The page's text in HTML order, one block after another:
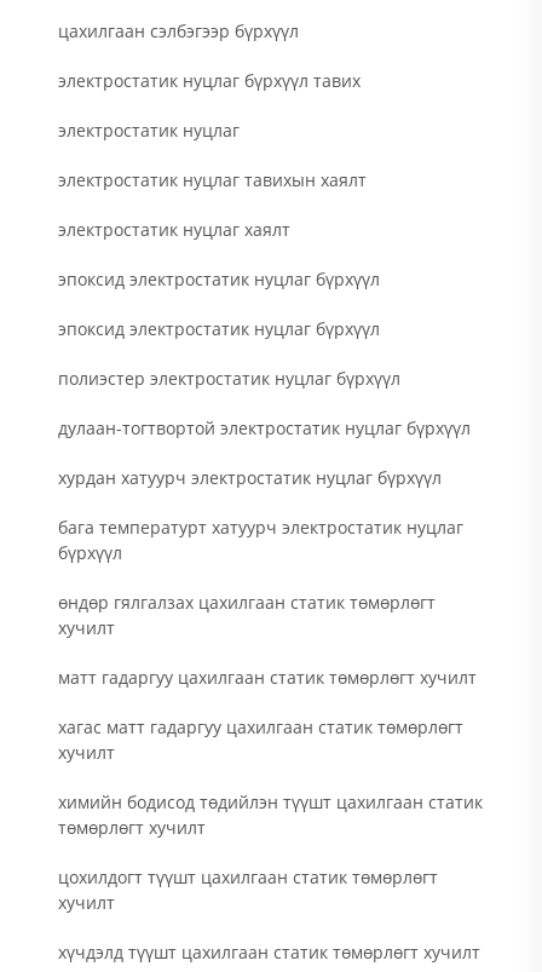
цахилгаан сэлбэгээр бүрхүүл
электростатик нуцлаг бүрхүүл тавих
электростатик нуцлаг
электростатик нуцлаг тавихын хаялт
электростатик нуцлаг хаялт
эпоксид электростатик нуцлаг бүрхүүл
эпоксид электростатик нуцлаг бүрхүүл
полиэстер электростатик нуцлаг бүрхүүл
дулаан-тогтвортой электростатик нуцлаг бүрхүүл
хурдан хатуурч электростатик нуцлаг бүрхүүл
бага температурт хатуурч электростатик нуцлаг
бүрхүүл
өндөр гялгалзах цахилгаан статик төмөрлөгт
хучилт
матт гадаргуу цахилгаан статик төмөрлөгт хучилт
хагас матт гадаргуу цахилгаан статик төмөрлөгт
хучилт
химийн бодисод төдийлэн түүшт цахилгаан статик
төмөрлөгт хучилт
цохилдогт түүшт цахилгаан статик төмөрлөгт
хучилт
хүчдэлд түүшт цахилгаан статик төмөрлөгт хучилт